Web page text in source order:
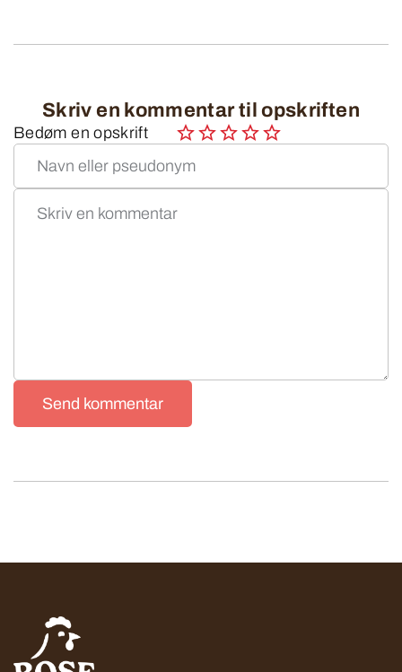
Skriv en kommentar til opskriften
Bedøm en opskrift
Send kommentar